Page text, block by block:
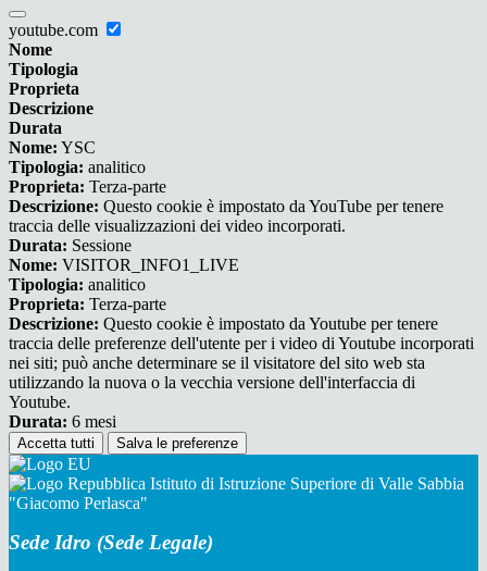
youtube.com
Nome
Tipologia
Proprieta
Descrizione
Durata
Nome: YSC
Tipologia: analitico
Proprieta: Terza-parte
Descrizione: Questo cookie è impostato da YouTube per tenere
traccia delle visualizzazioni dei video incorporati.
Durata: Sessione
Nome: VISITOR_INFO1_LIVE
Tipologia: analitico
Proprieta: Terza-parte
Descrizione: Questo cookie è impostato da Youtube per tenere
traccia delle preferenze dell'utente per i video di Youtube incorporati
nei siti; può anche determinare se il visitatore del sito web sta
utilizzando la nuova o la vecchia versione dell'interfaccia di
Youtube.
Durata: 6 mesi
Accetta tutti Salva le preferenze
Istituto di Istruzione Superiore di Valle Sabbia
"Giacomo Perlasca"
Sede Idro (Sede Legale)